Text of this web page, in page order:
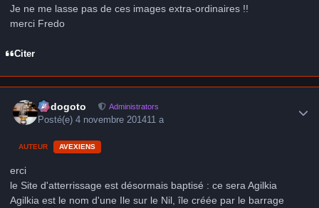
Je ne me lasse pas de ces images extra-ordinaires !!
merci Fredo
Citer
frédogoto Administrators
Posté(e)4 novembre 201411 a
AUTEUR AVEXIENS
erci
le Site d'atterrissage est désormais baptisé : ce sera Agilkia
Agilkia est le nom d'une Ile sur le Nil, île créée par le barrage